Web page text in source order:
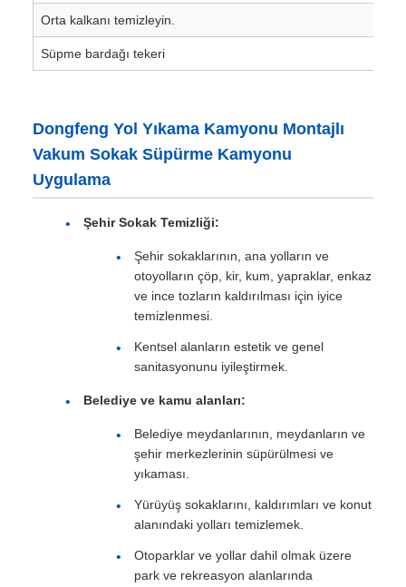
Orta kalkanı temizleyin.
Süpme bardağı tekeri
Dongfeng Yol Yıkama Kamyonu Montajlı
Vakum Sokak Süpürme Kamyonu
Uygulama
Şehir Sokak Temizliği:
Şehir sokaklarının, ana yolların ve
otoyolların çöp, kir, kum, yapraklar, enkaz
ve ince tozların kaldırılması için iyice
temizlenmesi.
Kentsel alanların estetik ve genel
sanitasyonunu iyileştirmek.
Belediye ve kamu alanları:
Belediye meydanlarının, meydanların ve
şehir merkezlerinin süpürülmesi ve
yıkaması.
Yürüyüş sokaklarını, kaldırımları ve konut
alanındaki yolları temizlemek.
Otoparklar ve yollar dahil olmak üzere
park ve rekreasyon alanlarında